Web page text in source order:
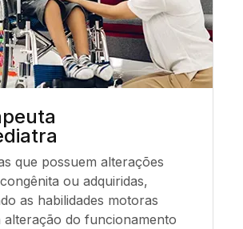
que possuem alterações
ou adquiridas,
as habilidades motoras
alteração do funcionamento